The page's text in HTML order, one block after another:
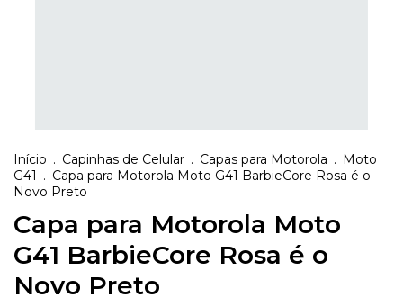
Início . Capinhas de Celular . Capas para Motorola . Moto
G41 . Capa para Motorola Moto G41 BarbieCore Rosa é o
Novo Preto
Capa para Motorola Moto
G41 BarbieCore Rosa é o
Novo Preto